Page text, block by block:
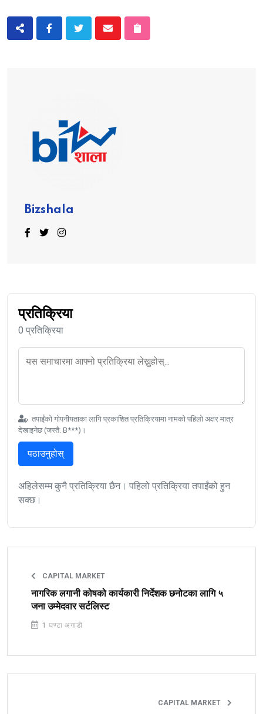
Bizshala
प्रतिक्रिया
0 प्रतिक्रिया
तपाईंको गोपनीयताका लागि प्रकाशित प्रतिक्रियामा नामको पहिलो अक्षर मात्र
देखाइनेछ (जस्तै: B***)।
पठाउनुहोस्
अहिलेसम्म कुनै प्रतिक्रिया छैन। पहिलो प्रतिक्रिया तपाईंको हुन
सक्छ।
CAPITAL MARKET
नागरिक लगानी कोषको कार्यकारी निर्देशक छनोटका लागि ५
जना उम्मेदवार सर्टलिस्ट
1 घण्टा अगाडी
CAPITAL MARKET